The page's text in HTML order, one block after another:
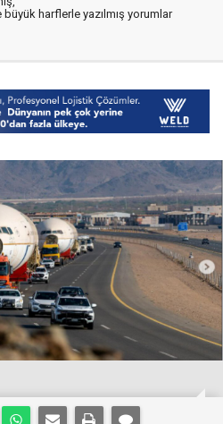
harflerle yazılmış yorumlar